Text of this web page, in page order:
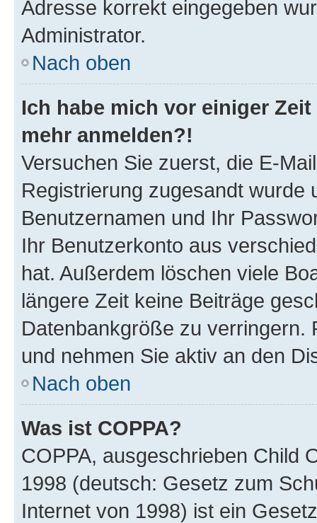
Adresse korrekt eingegeben
Administrator.
Nach oben
Ich habe mich vor einiger
mehr anmelden?!
Versuchen Sie zuerst, die E-
Registrierung zugesandt wurde
Benutzernamen und Ihr
Ihr Benutzerkonto aus
hat. Außerdem löschen viele
längere Zeit keine Beiträge
Datenbankgröße zu verringern.
und nehmen Sie aktiv an den
Nach oben
Was ist COPPA?
COPPA, ausgeschrieben Child
1998 (deutsch: Gesetz zum
Internet von 1998) ist ein